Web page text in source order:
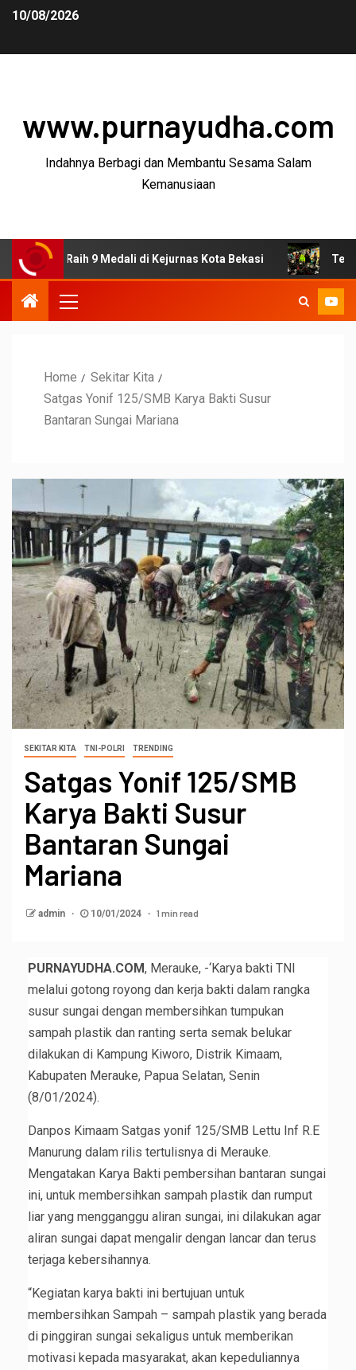
10/08/2026
www.purnayudha.com
Indahnya Berbagi dan Membantu Sesama Salam
Kemanusiaan
Raih 9 Medali di Kejurnas Kota Bekasi Tekan
Home
Sekitar Kita
Satgas Yonif 125/SMB Karya Bakti Susur
Bantaran Sungai Mariana
SEKITAR KITA TNI-POLRI TRENDING
Satgas Yonif 125/SMB
Karya Bakti Susur
Bantaran Sungai
Mariana
admin 10/01/2024 1 min read
PURNAYUDHA.COM, Merauke, -‘Karya bakti TNI
melalui gotong royong dan kerja bakti dalam rangka
susur sungai dengan membersihkan tumpukan
sampah plastik dan ranting serta semak belukar
dilakukan di Kampung Kiworo, Distrik Kimaam,
Kabupaten Merauke, Papua Selatan, Senin
(8/01/2024).
Danpos Kimaam Satgas yonif 125/SMB Lettu Inf R.E
Manurung dalam rilis tertulisnya di Merauke.
Mengatakan Karya Bakti pembersihan bantaran sungai
ini, untuk membersihkan sampah plastik dan rumput
liar yang mengganggu aliran sungai, ini dilakukan agar
aliran sungai dapat mengalir dengan lancar dan terus
terjaga kebersihannya.
“Kegiatan karya bakti ini bertujuan untuk
membersihkan Sampah – sampah plastik yang berada
di pinggiran sungai sekaligus untuk memberikan
motivasi kepada masyarakat, akan kepeduliannya